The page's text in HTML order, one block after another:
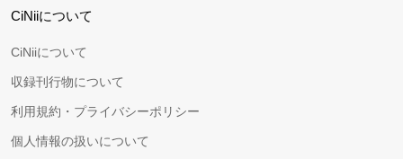
CiNiiについて
CiNiiについて
収録刊行物について
利用規約・プライバシーポリシー
個人情報の扱いについて